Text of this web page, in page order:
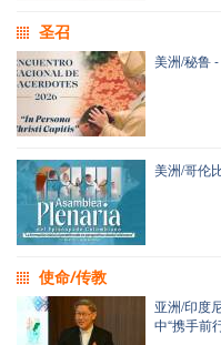
圣召
美洲/秘鲁
美洲/哥伦
使命/传教
亚洲/印度
中“携手前